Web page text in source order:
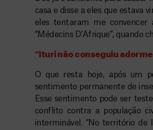
casa e disse a eles que estava
eles tentaram me convencer
“Médecins D’Afrique”, quando
“Ituri não conseguiu
O que resta hoje, após um
sentimento permanente de
Esse sentimento pode ser
conflito contra a população
interminável. “No território de